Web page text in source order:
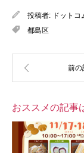
投稿者: ドット
都島区
おススメの記事